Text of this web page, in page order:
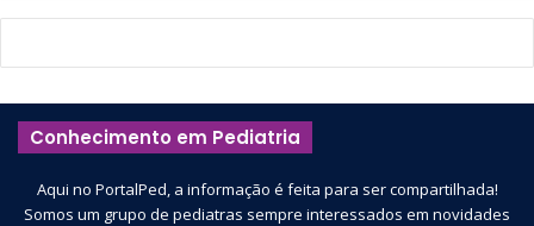
Conhecimento em Pediatria
Aqui no PortalPed, a informação é feita para ser compartilhada!
Somos um grupo de pediatras sempre interessados em novidades